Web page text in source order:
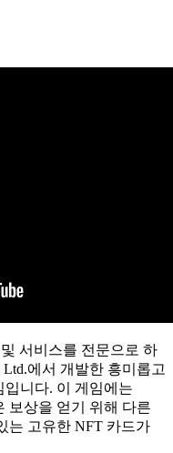
서비스를 전문으로 하
Ltd.에서 개발한 흥미롭고
니다. 이 게임에는
보상을 얻기 위해 다른
는 고유한 NFT 카드가